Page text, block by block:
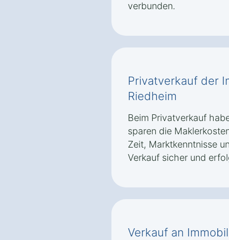
verbunden.
Privatverkauf der
Riedheim
Beim Privatverkauf
sparen die
Zeit, Marktkenntnisse
Verkauf sicher und
Verkauf an